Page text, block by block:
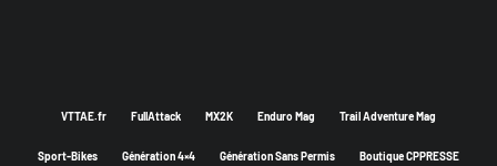
VTTAE.fr FullAttack MX2K Enduro Mag Trail Adventure Mag
Sport-Bikes Génération 4×4 Génération Sans Permis Boutique CPPRESSE